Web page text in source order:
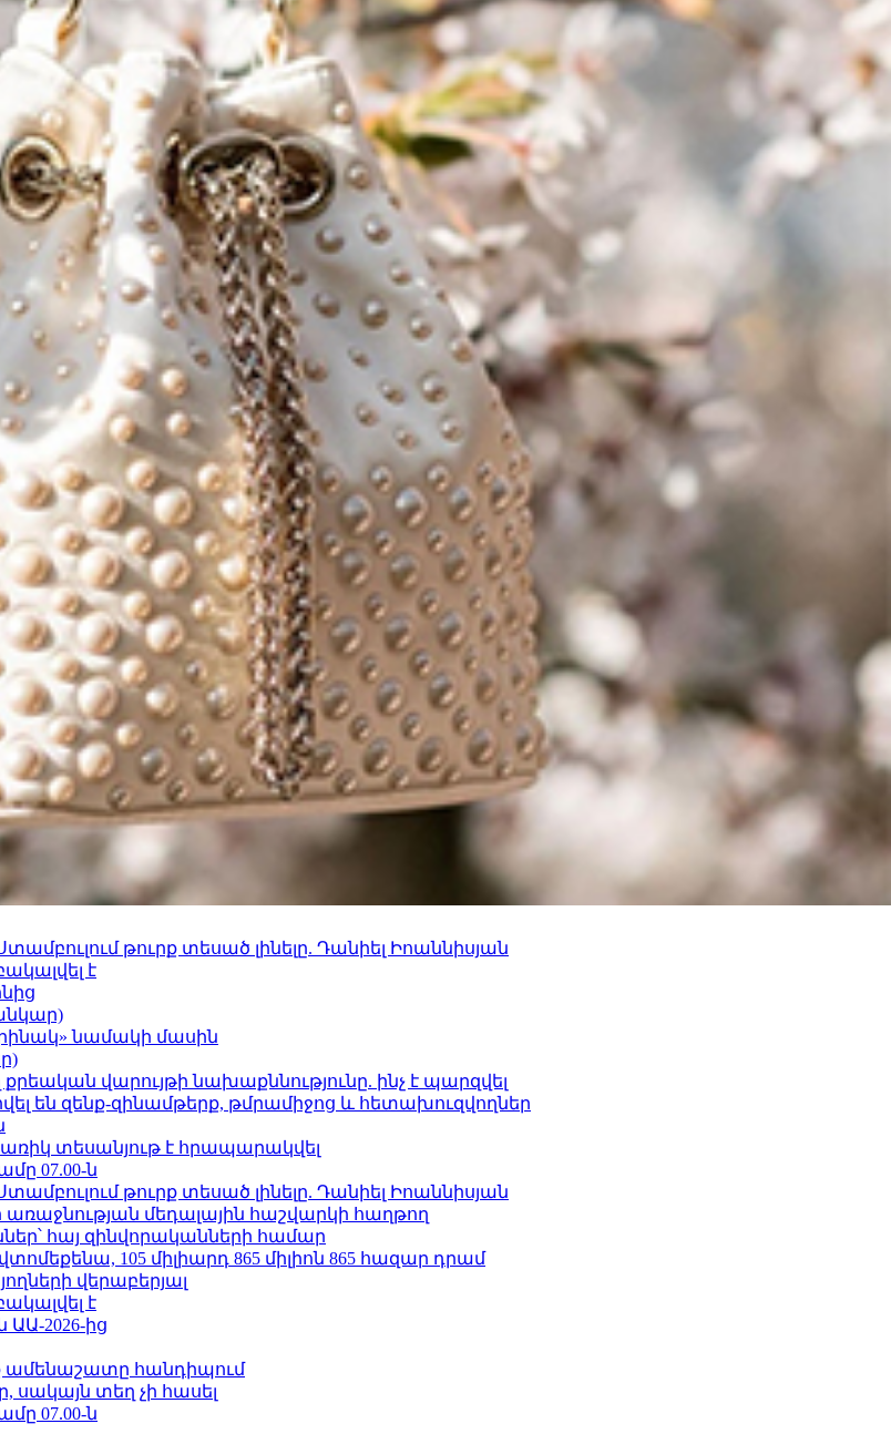
թուրք տեսած լինելը. Դանիել Իոաննիսյան
է
նամակի մասին
քրեական վարույթի նախաքննությունը. ինչ է պարզվել
են զենք-զինամթերք, թմրամիջոց և հետախուզվողներ
տեսանյութ է հրապարակվել
07.00-ն
թուրք տեսած լինելը. Դանիել Իոաննիսյան
մեդալային հաշվարկի հաղթող
հայ զինվորականների համար
105 միլիարդ 865 միլիոն 865 հազար դրամ
վերաբերյալ
է
2026-ից
ամենաշատը հանդիպում
սակայն տեղ չի հասել
07.00-ն